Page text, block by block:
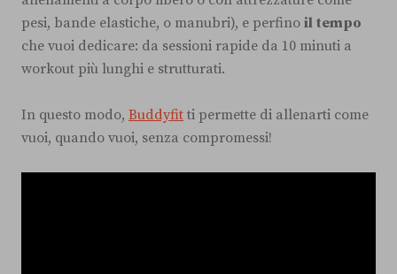
pesi, bande elastiche, o manubri), e perfino il tempo
che vuoi dedicare: da sessioni rapide da 10 minuti a
workout più lunghi e strutturati.
In questo modo, Buddyfit ti permette di allenarti come
vuoi, quando vuoi, senza compromessi!